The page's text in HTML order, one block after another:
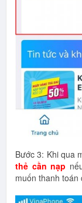
Bước 3: Khi qua
thẻ cần nạp
muốn thanh toán